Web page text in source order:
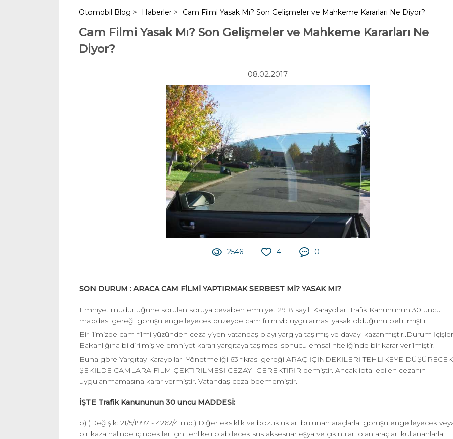
Otomobil Blog > Haberler > Cam Filmi Yasak Mı? Son Gelişmeler ve Mahkeme Kararları Ne Diyor?
Cam Filmi Yasak Mı? Son Gelişmeler ve Mahkeme Kararları Ne
Diyor?
08.02.2017
2546 4 0
SON DURUM : ARACA CAM FİLMİ YAPTIRMAK SERBEST Mİ? YASAK MI?
Emniyet müdürlüğüne sorulan soruya cevaben emniyet 2918 sayılı Karayolları Trafik Kanununun 30 uncu
maddesi gereği görüşü engelleyecek düzeyde cam filmi vb uygulaması yasak olduğunu belirtmiştir.
Bir ilimizde cam filmi yüzünden ceza yiyen vatandaş olayı yargıya taşımış ve davayı kazanmıştır..Durum
Bakanlığına bildirilmiş ve emniyet kararı yargıtaya taşıması sonucu emsal niteliğinde bir karar verilmiştir.
Buna göre Yargıtay Karayolları Yönetmeliği 63 fıkrası gereği ARAÇ İÇİNDEKİLERİ TEHLİKEYE DÜŞÜRECEK
ŞEKİLDE CAMLARA FİLM ÇEKTİRİLMESİ CEZAYI GEREKTİRİR demiştir. Ancak iptal edilen cezanın
uygulanmamasına karar vermiştir. Vatandaş ceza ödememiştir.
İŞTE Trafik Kanununun 30 uncu MADDESİ:
b) (Değişik: 21/5/1997 - 4262/4 md.) Diğer eksiklik ve bozuklukları bulunan araçlarla, görüşü engelleyecek
bir kaza halinde içindekiler için tehlikeli olabilecek süs aksesuar eşya ve çıkıntıları olan araçları kullananlarla,